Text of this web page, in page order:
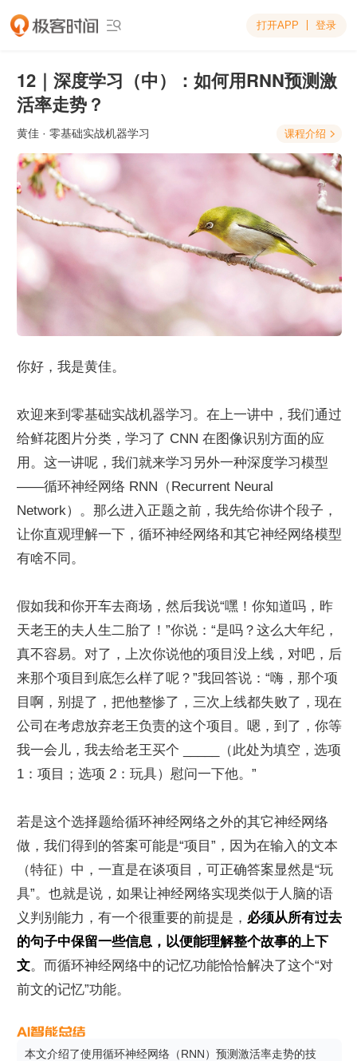
 打开APP 登录
12｜深度学习（中）：如何用RNN预测激
活率走势？
黄佳 · 零基础实战机器学习 课程介绍 
你好，我是黄佳。
欢迎来到零基础实战机器学习。在上一讲中，我们通过
给鲜花图片分类，学习了 CNN 在图像识别方面的应
用。这一讲呢，我们就来学习另外一种深度学习模型
——循环神经网络 RNN（Recurrent Neural
Network）。那么进入正题之前，我先给你讲个段子，
让你直观理解一下，循环神经网络和其它神经网络模型
有啥不同。
假如我和你开车去商场，然后我说“嘿！你知道吗，昨
天老王的夫人生二胎了！”你说：“是吗？这么大年纪，
真不容易。对了，上次你说他的项目没上线，对吧，后
来那个项目到底怎么样了呢？”我回答说：“嗨，那个项
目啊，别提了，把他整惨了，三次上线都失败了，现在
公司在考虑放弃老王负责的这个项目。嗯，到了，你等
我一会儿，我去给老王买个 _____（此处为填空，选项
1：项目；选项 2：玩具）慰问一下他。”
若是这个选择题给循环神经网络之外的其它神经网络
做，我们得到的答案可能是“项目”，因为在输入的文本
（特征）中，一直是在谈项目，可正确答案显然是“玩
具”。也就是说，如果让神经网络实现类似于人脑的语
义判别能力，有一个很重要的前提是， 必须从所有过去
的句子中保留一些信息，以便能理解整个故事的上下
文。而循环神经网络中的记忆功能恰恰解决了这个“对
前文的记忆”功能。
本文介绍了使用循环神经网络（RNN）预测激活率走势的技